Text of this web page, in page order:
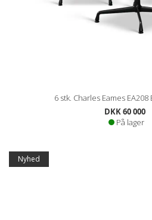
6 stk. Charles Eames
DKK 60 000
På lager
Nyhed